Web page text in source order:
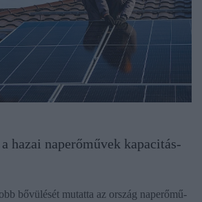
hazai naperőművek kapacitás-
bővülését mutatta az ország naperőmű-